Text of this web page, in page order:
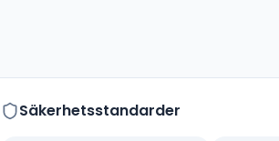
Säkerhetsstandarder